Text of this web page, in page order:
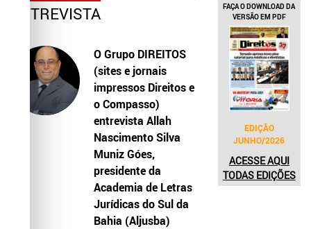
ENTREVISTA
O Grupo DIREITOS
(sites e jornais
impressos Direitos e
o Compasso)
entrevista Allah
Nascimento Silva
Muniz Góes,
presidente da
Academia de Letras
Jurídicas do Sul da
Bahia (Aljusba)
FAÇA O DOWNLOAD DA
VERSÃO EM PDF
EDIÇÃO
JUNHO/2026
ACESSE AQUI
TODAS EDIÇÕES